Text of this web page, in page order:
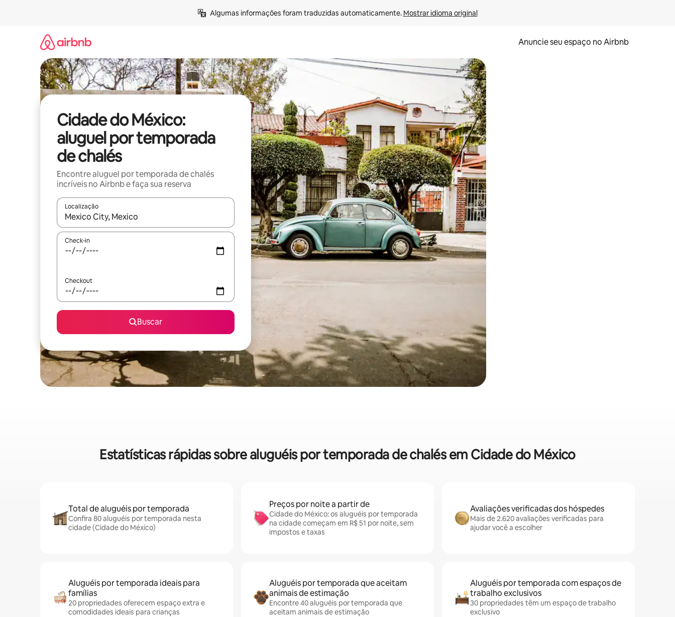
Algumas informações foram traduzidas automaticamente. Mostrar idioma original
Anuncie seu espaço no Airbnb
Cidade do México:
aluguel por temporada
de chalés
Encontre aluguel por temporada de chalés
incríveis no Airbnb e faça sua reserva
Localização
Quando os resultados estiverem disponíveis, explore-os usando as seta para cima e para baixo do teclado ou tocando e deslizando o dedo na tela.
Check-in
Checkout
Buscar
Estatísticas rápidas sobre aluguéis por temporada de chalés em Cidade do México
Total de aluguéis por temporada
Confira 80 aluguéis por temporada nesta
cidade (Cidade do México)
Preços por noite a partir de
Cidade do México: os aluguéis por temporada
na cidade começam em R$ 51 por noite, sem
impostos e taxas
Avaliações verificadas dos hóspedes
Mais de 2.620 avaliações verificadas para
ajudar você a escolher
Aluguéis por temporada ideais para
famílias
20 propriedades oferecem espaço extra e
comodidades ideais para crianças
Aluguéis por temporada que aceitam
animais de estimação
Encontre 40 aluguéis por temporada que
aceitam animais de estimação
Aluguéis por temporada com espaços de
trabalho exclusivos
30 propriedades têm um espaço de trabalho
exclusivo